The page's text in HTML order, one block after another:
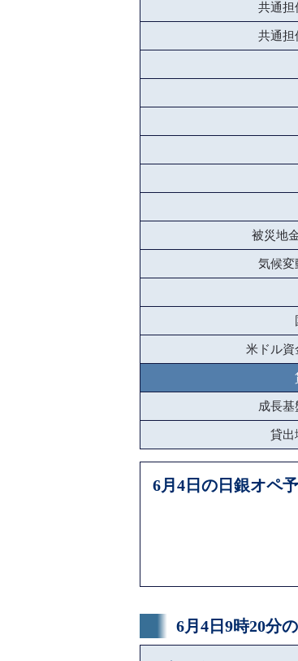
共通担
共通担
被災地
気候変
米ドル資
成長
貸出
6月4日の日銀オペ
6月4日9時20分